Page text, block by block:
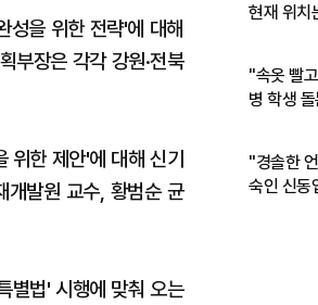
성을 위한 전략'에 대해
부장은 각각 강원·전북
위한 제안'에 대해 신기
개발원 교수, 황범순 균
별법' 시행에 맞춰 오는
현재 위치
"속옷 빨
병 학생
"경솔한
숙인 신동